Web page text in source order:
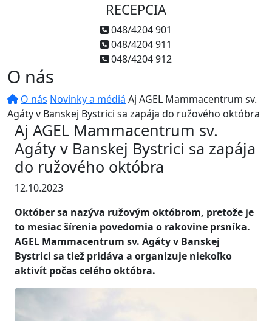
RECEPCIA
048/4204 901
048/4204 911
048/4204 912
O nás
O nás Novinky a médiá Aj AGEL Mammacentrum sv.
Agáty v Banskej Bystrici sa zapája do ružového októbra
Aj AGEL Mammacentrum sv.
Agáty v Banskej Bystrici sa zapája
do ružového októbra
12.10.2023
Október sa nazýva ružovým októbrom, pretože je
to mesiac šírenia povedomia o rakovine prsníka.
AGEL Mammacentrum sv. Agáty v Banskej
Bystrici sa tiež pridáva a organizuje niekoľko
aktivít počas celého októbra.